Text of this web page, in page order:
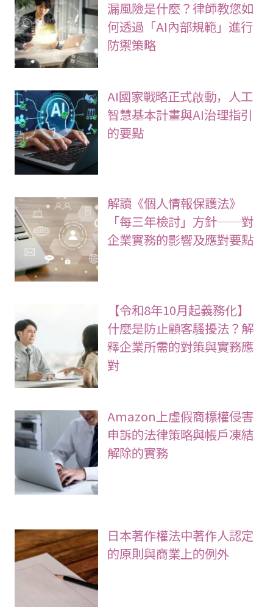
漏風險是什麼？律師教您如
何透過「AI內部規範」進行
防禦策略
AI國家戰略正式啟動，人工
智慧基本計畫與AI治理指引
的要點
解讀《個人情報保護法》
「每三年檢討」方針──對
企業實務的影響及應對要點
【令和8年10月起義務化】
什麼是防止顧客騷擾法？解
釋企業所需的對策與實務應
對
Amazon上虛假商標權侵害
申訴的法律策略與帳戶凍結
解除的實務
日本著作權法中著作人認定
的原則與商業上的例外